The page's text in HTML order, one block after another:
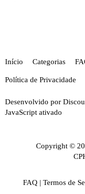
Início Categorias
Política de Privacidade
Desenvolvido por
JavaScript ativado
Copyright ©
FAQ | Termos de